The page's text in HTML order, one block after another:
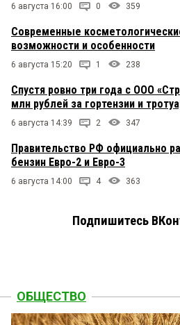
6 августа 16:00 0 359
Современные
возможности и особенности
6 августа 15:20 1 238
Спустя ровно три года с ООО
млн рублей за гортензии и
6 августа 14:39 2 347
Правительство РФ официально
бензин Евро-2 и Евро-3
6 августа 14:00 4 363
Подпишитесь
ОБЩЕСТВО